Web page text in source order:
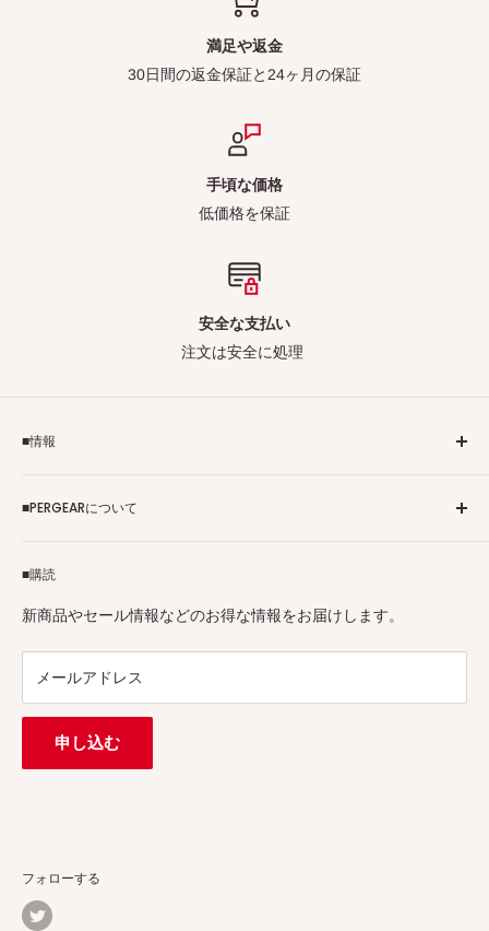
満足や返金
30日間の返金保証と24ヶ月の保証
手頃な価格
低価格を保証
安全な支払い
注文は安全に処理
■購読
新商品やセール情報などのお得な情報をお届けします。
メールアドレス
申し込む
■情報
個人情報保護方針
Tax-free
特定商取引法に基づく表示
■PERGEARについて
7Artisans、FIMIなど各撮影機材ブランドの正規代理店です。
プロ、アマチュアを問わず、さまざまな撮影製品を取り揃え
連絡先： support@pergear.co.jp
フォローする